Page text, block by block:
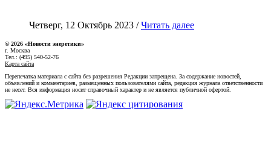
Четверг, 12 Октябрь 2023 /Читать далее
© 2026 «Новости энеретики»
г. Москва
Тел.: (495) 540-52-76
Карта сайта
Перепечатка материала с сайта без разрешения Редакции запрещена. За содержание новостей,
объявлений и комментариев, размещенных пользователями сайта, редакция журнала ответственности
не несет. Вся информация носит справочный характер и не является публичной офертой.